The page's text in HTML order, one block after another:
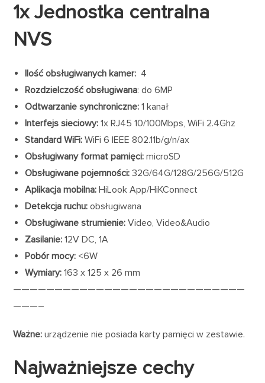
1x Jednostka centralna
NVS
Ilość obsługiwanych kamer: 4
Rozdzielczość obsługiwana: do 6MP
Odtwarzanie synchroniczne: 1 kanał
Interfejs sieciowy:1x RJ45 10/100Mbps, WiFi 2.4Ghz
Standard WiFi:WiFi 6 IEEE 802.11b/g/n/ax
Obsługiwany format pamięci: microSD
Obsługiwane pojemności: 32G/64G/128G/256G/512G
Aplikacja mobilna: HiLook App/HiKConnect
Detekcja ruchu:obsługiwana
Obsługiwane strumienie:Video, Video&Audio
Zasilanie:12V DC, 1A
Pobór mocy: <6W
Wymiary:163 x 125 x 26 mm
————————————————————————————
———–
Ważne: urządzenie nie posiada karty pamięci w zestawie.
Najważniejsze cechy